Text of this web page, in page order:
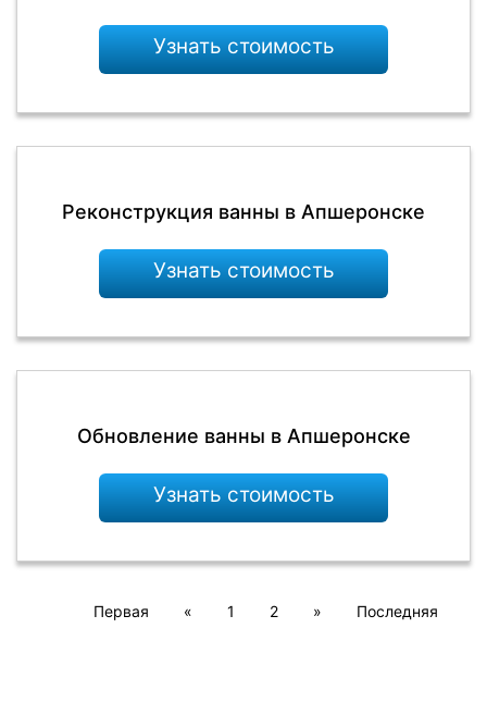
Узнать стоимость
Реконструкция ванны в Апшеронске
Узнать стоимость
Обновление ванны в Апшеронске
Узнать стоимость
Первая « 1 2 » Последняя